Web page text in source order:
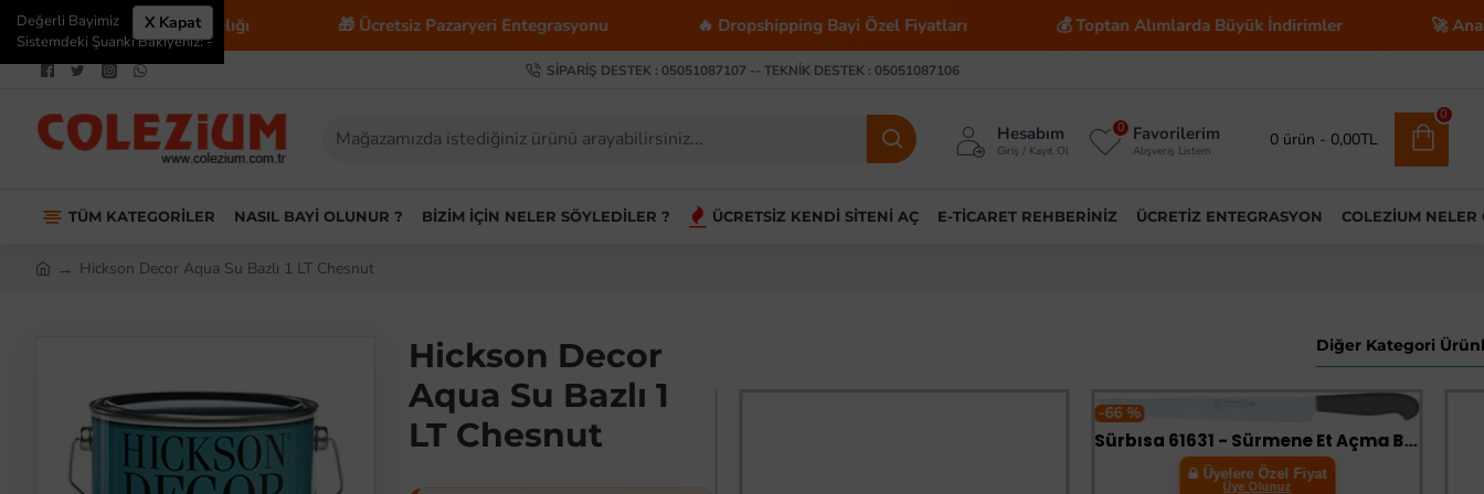
E-Ticaret Danışmanlığı 🎁 Ücretsiz Pazaryeri Entegrasyonu 🔥 Dropshipping Bayi Özel Fiyatları 💰 Toptan Alımlarda Büyük İndirimler 🚀 Anahtar
SIPARIŞ DESTEK : 05051087107 -- TEKNIK DESTEK : 05051087106
Hesabım
Giriş / Kayıt Ol
Favorilerim
Alışveriş Listem
0
0 ürün - 0,00TL
0
TÜM KATEGORILER NASIL BAYI OLUNUR ? BIZIM İÇIN NELER SÖYLEDILER ? ÜCRETSIZ KENDI SITENI AÇ E-TICARET REHBERINIZ ÜCRETIZ ENTEGRASYON COLEZIUM NELER
X Kapat
Değerli Bayimiz
Sistemdeki Şuanki Bakiyeniz: -
Hickson Decor Aqua Su Bazlı 1 LT Chesnut
Hickson Decor
Aqua Su Bazlı 1
LT Chesnut
Diğer Kategori
-66 %
Sürbısa 61631 - Sürmene Et Açma Bıçağı 31 cm
Üyelere Özel Fiyat
Üye Olunuz